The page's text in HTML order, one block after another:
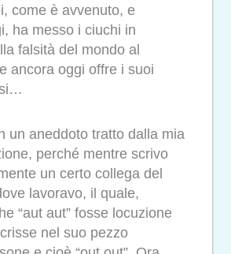
come è avvenuto, e
ha messo i ciuchi in
falsità del mondo al
ancora oggi offre i suoi
un aneddoto tratto dalla mia
perché mentre scrivo
un certo collega del
lavoravo, il quale,
“aut aut” fosse locuzione
nel suo pezzo